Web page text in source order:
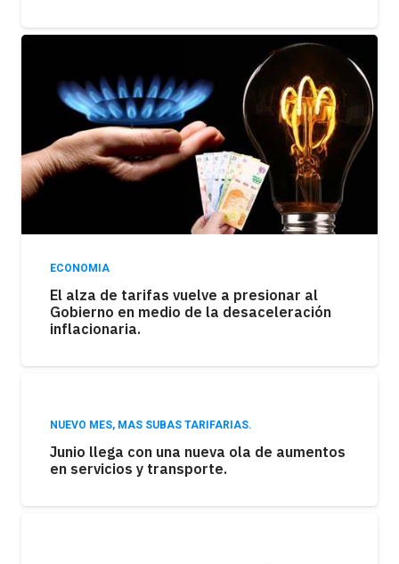
ECONOMIA
El alza de tarifas vuelve a presionar al
Gobierno en medio de la desaceleración
inflacionaria.
NUEVO MES, MAS SUBAS TARIFARIAS.
Junio llega con una nueva ola de aumentos
en servicios y transporte.